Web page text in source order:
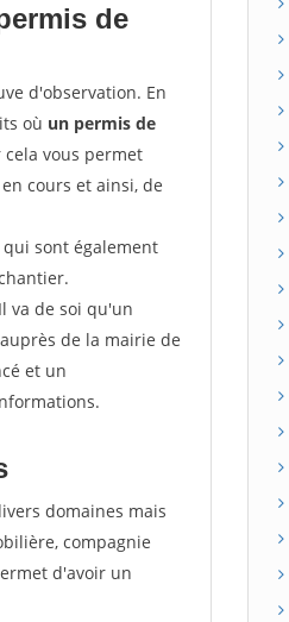
de
d'observation. En
où un permis de
vous permet
cours et ainsi, de
qui sont également
va de soi qu'un
de la mairie de
et un
domaines mais
compagnie
d'avoir un